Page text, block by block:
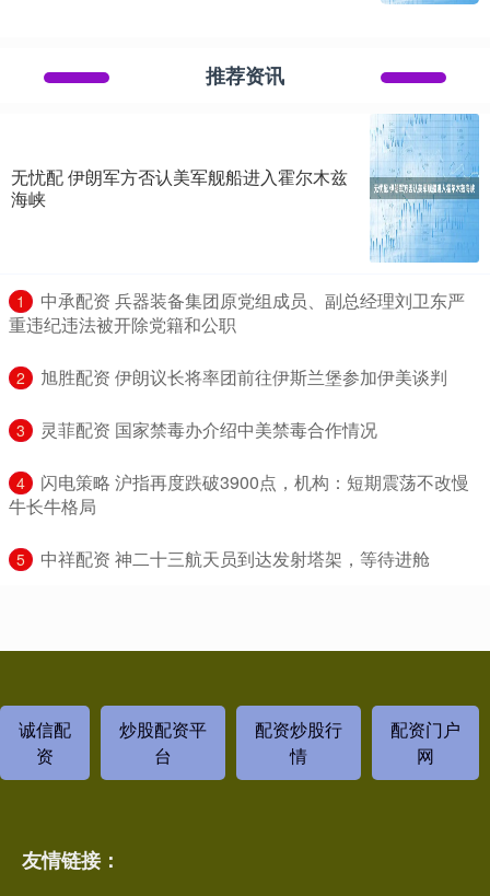
推荐资讯
无忧配 伊朗军方否认美军舰船进入霍尔木兹
海峡
1
​中承配资 兵器装备集团原党组成员、副总经理刘卫东严
重违纪违法被开除党籍和公职
2 ​旭胜配资 伊朗议长将率团前往伊斯兰堡参加伊美谈判
3 ​灵菲配资 国家禁毒办介绍中美禁毒合作情况
4
​闪电策略 沪指再度跌破3900点，机构：短期震荡不改慢
牛长牛格局
5 ​中祥配资 神二十三航天员到达发射塔架，等待进舱
诚信配
资
炒股配资平
台
配资炒股行
情
配资门户
网
友情链接：